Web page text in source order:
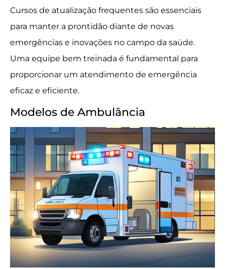
Cursos de atualização frequentes são essenciais
para manter a prontidão diante de novas
emergências e inovações no campo da saúde.
Uma equipe bem treinada é fundamental para
proporcionar um atendimento de emergência
eficaz e eficiente.
Modelos de Ambulância